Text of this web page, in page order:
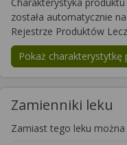
została automatycznie
Rejestrze Produktów
Pokaż charakterystytkę
Zamienniki leku
Zamiast tego leku można